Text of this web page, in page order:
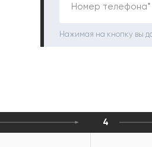
Номер телефона*
Нажимая на кнопку вы
4